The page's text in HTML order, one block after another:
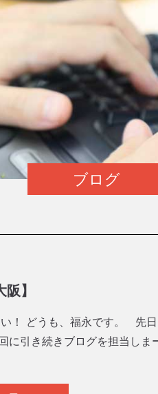
ブログ
】
！ どうも、福永です。 先
に引き続きブログを担当しま